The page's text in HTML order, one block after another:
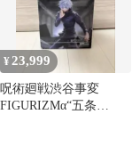
¥23,999
呪術廻戦渋谷事変
FIGURIZMα“五条